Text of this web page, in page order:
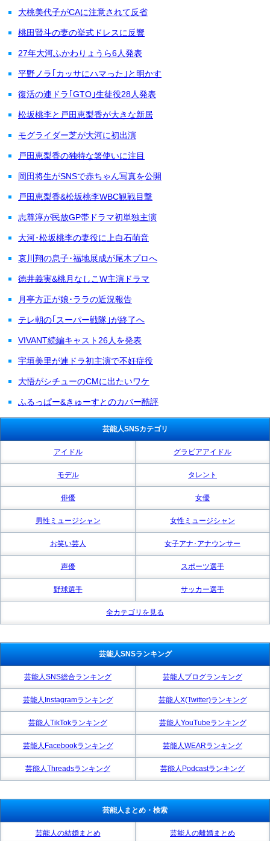
大桃美代子がCAに注意されて反省
桃田賢斗の妻の挙式ドレスに反響
27年大河ふかわりょうら6人発表
平野ノラ｢カッサにハマった｣と明かす
復活の連ドラ｢GTO｣生徒役28人発表
松坂桃李と戸田恵梨香が大きな新居
モグライダー芝が大河に初出演
戸田恵梨香の独特な箸使いに注目
岡田将生がSNSで赤ちゃん写真を公開
戸田恵梨香&松坂桃李WBC観戦目撃
志尊淳が民放GP帯ドラマ初単独主演
大河･松坂桃李の妻役に上白石萌音
哀川翔の息子･福地展成が尾木プロへ
徳井義実&桃月なしこW主演ドラマ
月亭方正が娘･ララの近況報告
テレ朝の｢スーパー戦隊｣が終了へ
VIVANT続編キャスト26人を発表
宇垣美里が連ドラ初主演で不妊症役
大悟がシチューのCMに出たいワケ
ふるっぱー&きゅーすとのカバー酷評
芸能人SNSカテゴリ
アイドル グラビアアイドル
モデル タレント
俳優 女優
男性ミュージシャン 女性ミュージシャン
お笑い芸人 女子アナ･アナウンサー
声優 スポーツ選手
野球選手 サッカー選手
全カテゴリを見る
芸能人SNSランキング
芸能人SNS総合ランキング 芸能人ブログランキング
芸能人Instagramランキング 芸能人X(Twitter)ランキング
芸能人TikTokランキング 芸能人YouTubeランキング
芸能人Facebookランキング 芸能人WEARランキング
芸能人Threadsランキング 芸能人Podcastランキング
芸能人まとめ・検索
芸能人の結婚まとめ 芸能人の離婚まとめ